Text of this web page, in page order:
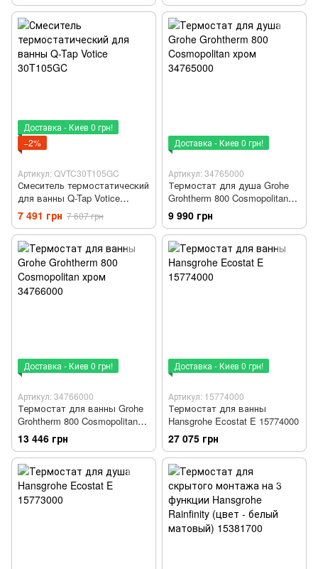
Доставка - Киев 0 грн!
−2%
Артикул: QVTC30T105GC
Смеситель термостатический
для ванны Q-Tap Votice
30T105GC
7 491 грн 7 607 грн
Доставка - Киев 0 грн!
Артикул: 34765000
Термостат для душа Grohe
Grohtherm 800 Cosmopolitan
хром 34765000
9 990 грн
Доставка - Киев 0 грн!
Артикул: 34766000
Термостат для ванны Grohe
Grohtherm 800 Cosmopolitan
хром 34766000
13 446 грн
Доставка - Киев 0 грн!
Артикул: 15774000
Термостат для ванны
Hansgrohe Ecostat E 15774000
27 075 грн